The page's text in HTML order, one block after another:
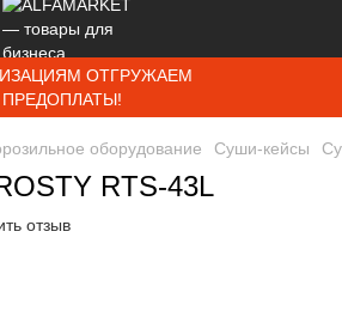
ОТГРУЖАЕМ
оборудование Суши-кейсы
RTS-43L
отзыв